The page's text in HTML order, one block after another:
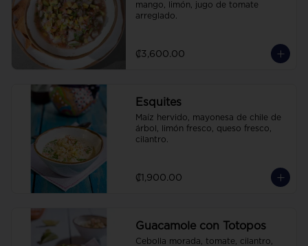
mango, limón, jugo de tomate
arreglado.
₡3,600.00
Esquites
Maíz hervido, mayonesa de chile de
árbol, limón fresco, queso fresco,
cilantro.
₡1,900.00
Guacamole con Totopos
Cebolla morada, tomate, cilantro,